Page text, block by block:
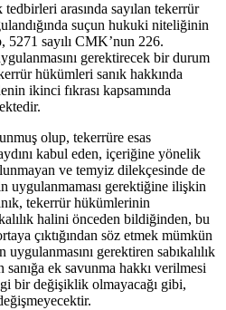
arasında sayılan tekerrür
suçun hukuki niteliğinin
5271 sayılı CMK’nun 226.
gerektirecek bir durum
hükümleri sanık hakkında
ikinci fıkrası kapsamında
olup, tekerrüre esas
kabul eden, içeriğine yönelik
ve temyiz dilekçesinde de
uygulanmaması gerektiğine ilişkin
tekerrür hükümlerinin
halini önceden bildiğinden, bu
çıktığından söz etmek mümkün
gerektiren sabıkalılık
ek savunma hakkı verilmesi
bir değişiklik olmayacağı gibi,